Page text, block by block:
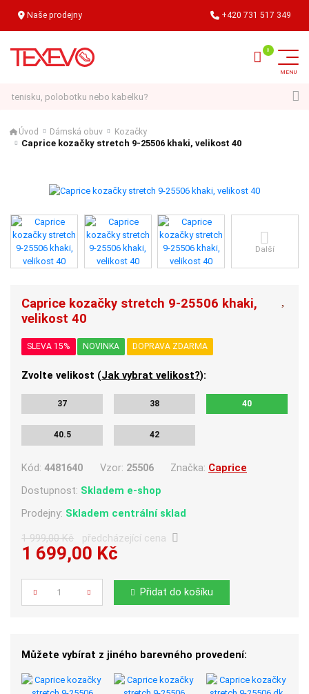
Naše prodejny +420 731 517 349
Úvod Dámská obuv Kozačky
Caprice kozačky stretch 9-25506 khaki, velikost 40
Další
Caprice kozačky stretch 9-25506 khaki,
velikost 40
SLEVA 15% NOVINKA DOPRAVA ZDARMA
Zvolte velikost (Jak vybrat velikost?):
37 38 40
40.5 42
Kód:4481640 Vzor: 25506 Značka: Caprice
Dostupnost: Skladem e-shop
Prodejny: Skladem centrální sklad
1 999,00 Kč předcházející cena
1 699,00 Kč
Počet
Přidat do košíku
Můžete vybírat z jiného barevného provedení: